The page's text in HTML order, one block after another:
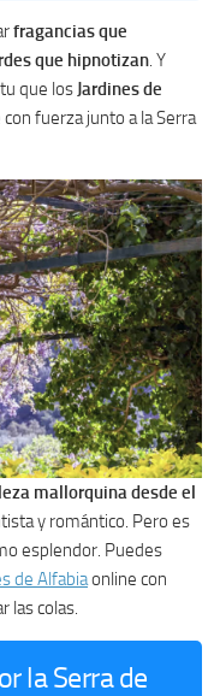
fragancias que
que hipnotizan . Y
que los Jardines de
fuerza junto a la Serra
mallorquina desde el
y romántico. Pero es
esplendor. Puedes
de Alfabiaonline con
las colas.
la Serra de